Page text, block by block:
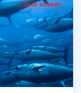
Sehr schwer